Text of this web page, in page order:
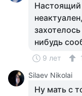
Настоящий
нибудь
9 лет
Silaev Nikolai
Ну мать с